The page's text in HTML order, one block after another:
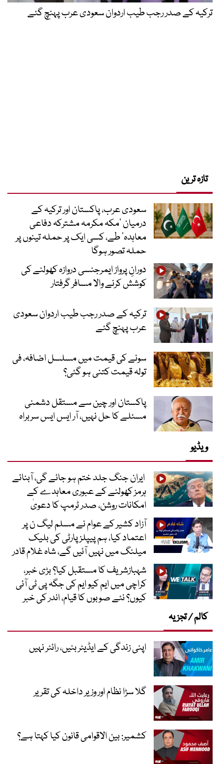
ترکیہ کے صدر رجب طیب اردوان سعودی عرب پہنچ گئے
تازہ ترین
سعودی عرب، پاکستان اور ترکیہ کے
درمیان ’مکہ مکرمہ مشترکہ دفاعی
معاہدہ‘ طے، کسی ایک پر حملہ تینوں پر
حملہ تصور ہوگا
دورانِ پرواز ایمرجنسی دروازہ کھولنے کی
کوشش کرنے والا مسافر گرفتار
ترکیہ کے صدر رجب طیب اردوان سعودی
عرب پہنچ گئے
سونے کی قیمت میں مسلسل اضافہ، فی
تولہ قیمت کتنی ہو گئی؟
پاکستان اور چین سے مستقل دشمنی
مسئلے کا حل نہیں، آر ایس ایس سربراہ
ویڈیو
ایران جنگ جلد ختم ہو جائے گی، آبنائے
ہرمز کھولنے کے عبوری معاہدے کے
امکانات روشن، صدر ٹرمپ کا دعویٰ
آزاد کشیر کے عوام نے مسلم لیگ ن پر
اعتماد کیا، ہم پیپلز پارٹی کی بلیک
میلنگ میں نہیں آئیں گے، شاہ غلام قادر
شہبازشریف کا مستقبل کیا؟ بڑی خبر،
کراچی میں ایم کیو ایم کی جگہ پی ٹی آئی
کیوں؟ نئے صوبوں کا قیام، اندر کی خبر
کالم / تجزیہ
اپنی زندگی کے ایڈیٹر بنیں، رائٹر نہیں
گلا سڑا نظام اور وزیر داخلہ کی تقریر
کشمیر: بین الاقوامی قانون کیا کہتا ہے؟